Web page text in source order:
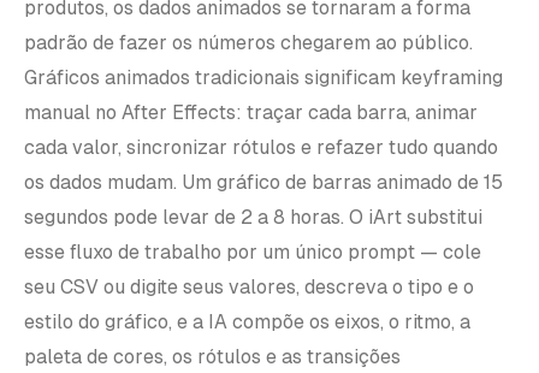
produtos, os dados animados se tornaram a forma
padrão de fazer os números chegarem ao público.
Gráficos animados tradicionais significam keyframing
manual no After Effects: traçar cada barra, animar
cada valor, sincronizar rótulos e refazer tudo quando
os dados mudam. Um gráfico de barras animado de 15
segundos pode levar de 2 a 8 horas. O iArt substitui
esse fluxo de trabalho por um único prompt — cole
seu CSV ou digite seus valores, descreva o tipo e o
estilo do gráfico, e a IA compõe os eixos, o ritmo, a
paleta de cores, os rótulos e as transições